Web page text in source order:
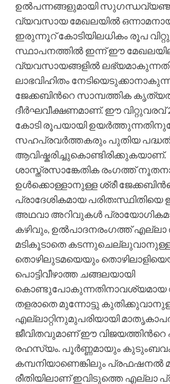
ഉല്‍പന്നങ്ങളുമായി
വ്യവസായ മേഖലയില്‍
ഇരുന്നൂറ് കോടിയിലധികം രൂപ
സ്ഥാപനത്തില്‍ ഇന്ന് ഈ
വ്യവസായങ്ങളില്‍
ലാഭവിഹിതം
ജേക്കബിന്‍റെ സാമ്പത്തിക
ദീര്‍ഘവീക്ഷണമാണ്. ഈ വിറ്റുവരവ്
കോടി രൂപയായി
സഹപ്രവര്‍ത്തകരും പുതിയ
ആവിഷ്കരിച്ചുകൊണ്ടിരിക്കുകയാണ്.
ശാസ്ത്രസാങ്കേതിക രംഗത്ത്
ഉള്‍ക്കൊള്ളാനുള്ള ശ്രീ
പ്രാദേശികമായ
അഥവാ അറിവുകള്‍
കഴിവും, ഉല്‍പാദനരംഗത്ത് എല്ലാ
മടികൂടാതെ
തൊഴിലുടമയെയും
പൊട്ടിവീഴാത്ത ചങ്ങലയായി
കൊണ്ടുപോകുന്നതിനാവശ്യമായ
തളരാതെ മുന്നോട്ടു
എല്ലാറ്റിനുമുപരിയായി
ജീവിതവുമാണ് ഈ വിജയത്തിന്‍റെ
രഹസ്യം. പൂര്‍ണ്ണമായും
കമ്പനിയാണെങ്കിലും പ്രഫഷനല്‍
രീതിയിലാണ് ഇവിടുത്തെ എല്ലാ